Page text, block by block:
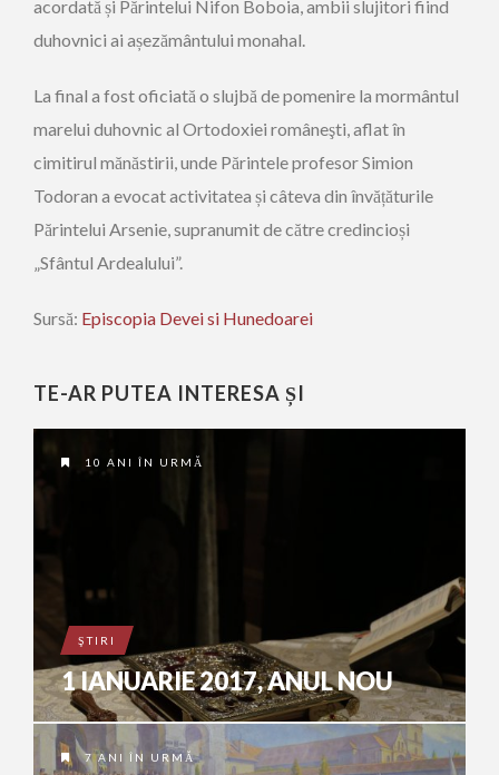
acordată și Părintelui Nifon Boboia, ambii slujitori fiind
duhovnici ai așezământului monahal.
La final a fost oficiată o slujbă de pomenire la mormântul
marelui duhovnic al Ortodoxiei româneşti, aflat în
cimitirul mănăstirii, unde Părintele profesor Simion
Todoran a evocat activitatea și câteva din învățăturile
Părintelui Arsenie, supranumit de către credincioși
„Sfântul Ardealului”.
Sursă: Episcopia Devei si Hunedoarei
TE-AR PUTEA INTERESA ȘI
10 ANI ÎN URMĂ
ŞTIRI
1 IANUARIE 2017, ANUL NOU
7 ANI ÎN URMĂ